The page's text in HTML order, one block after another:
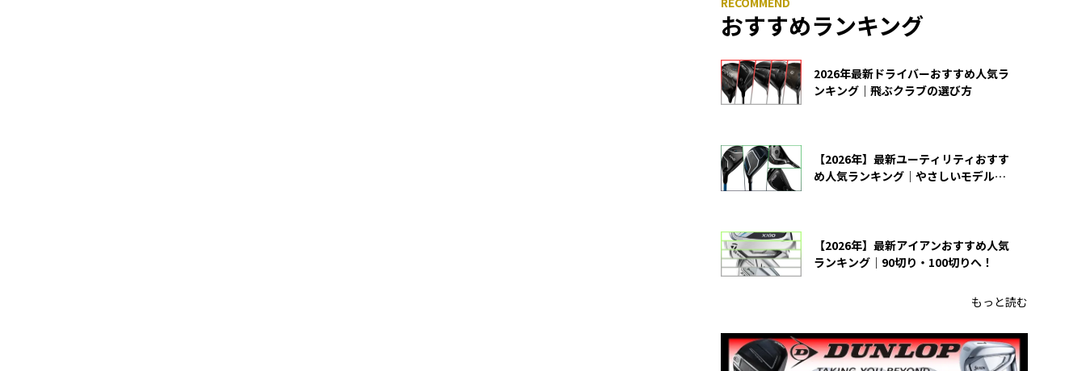
おすすめランキング
2026年最新ドライバーおすすめ人気ラ
ンキング｜飛ぶクラブの選び方
【2026年】最新ユーティリティおすす
め人気ランキング｜やさしいモデルの
【2026年】最新アイアンおすすめ人気
ランキング｜90切り・100切りへ！
もっと読む